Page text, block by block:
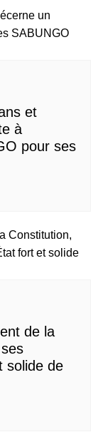
et
à
pour ses
de la
solide de